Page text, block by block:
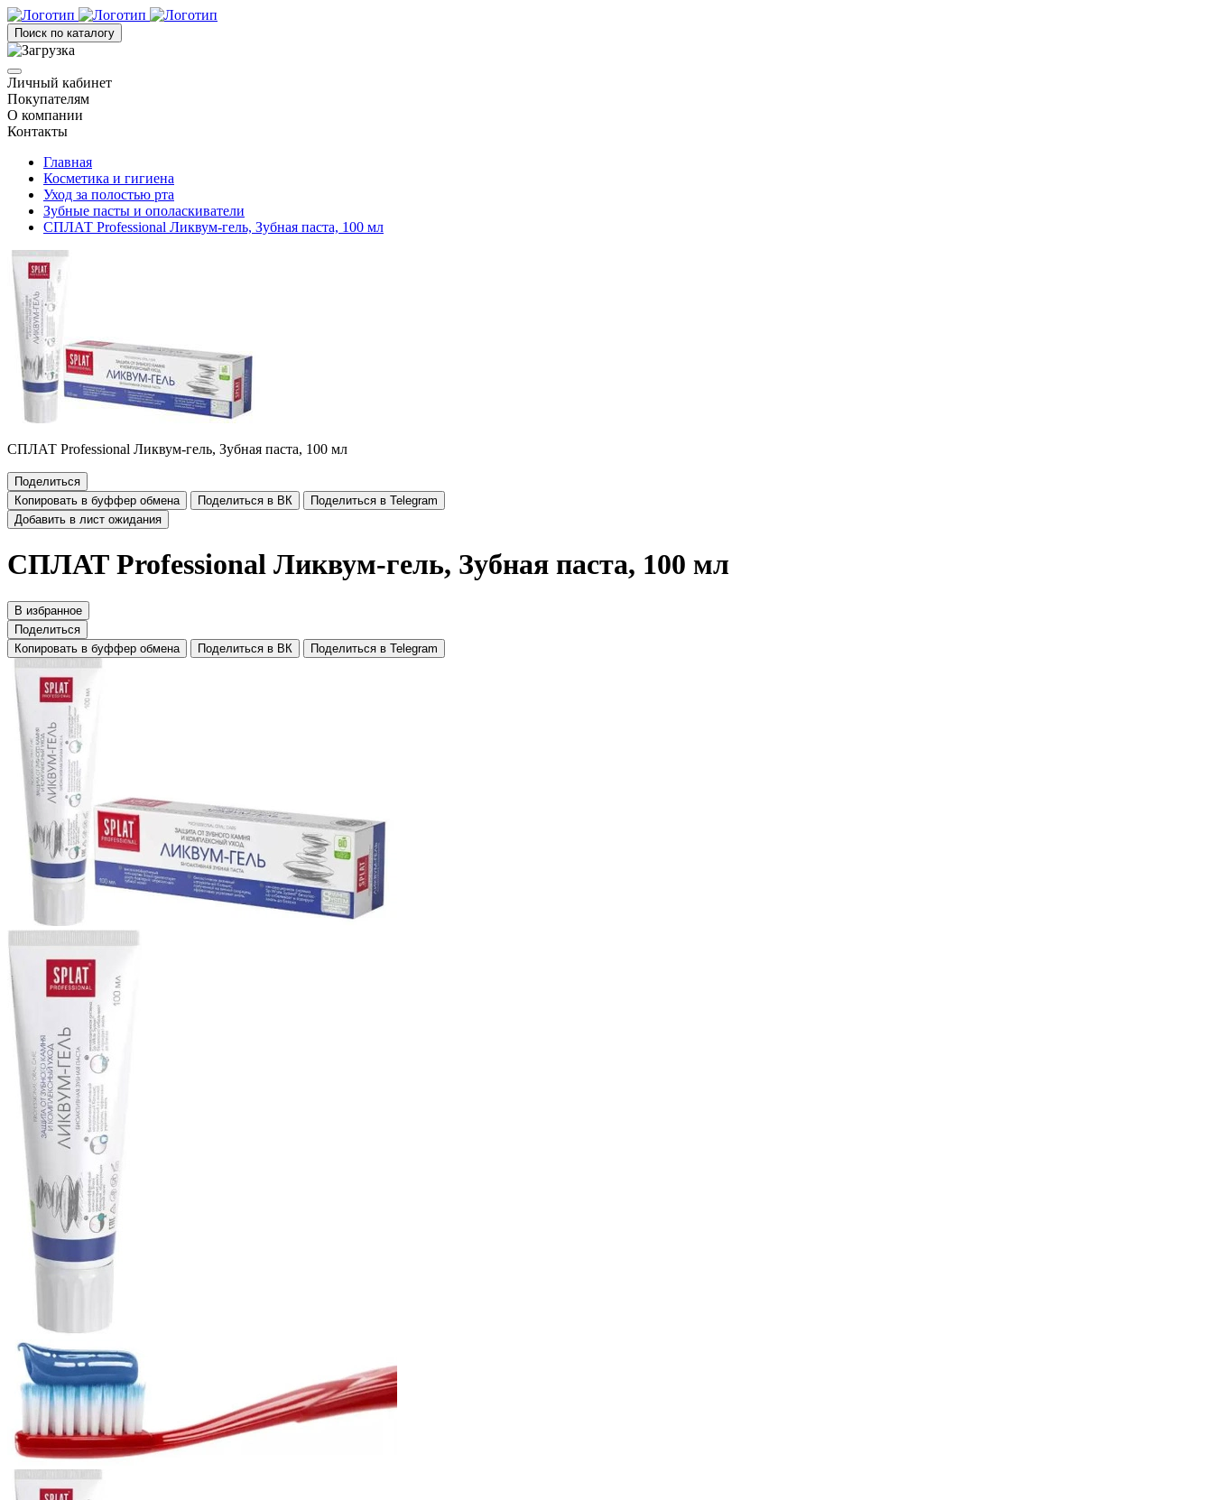
Поиск по каталогу
Личный кабинет
Покупателям
О компании
Контакты
Главная
Косметика и гигиена
Уход за полостью рта
Зубные пасты и ополаскиватели
СПЛАТ Professional Ликвум-гель, Зубная паста, 100 мл
СПЛАТ Professional Ликвум-гель, Зубная паста, 100 мл
Поделиться
Копировать в буффер обмена
Поделиться в ВК
Поделиться в Telegram
Добавить в лист ожидания
СПЛАТ Professional Ликвум-гель, Зубная паста, 100 мл
В избранное
Поделиться
Копировать в буффер обмена
Поделиться в ВК Поделиться в Telegram